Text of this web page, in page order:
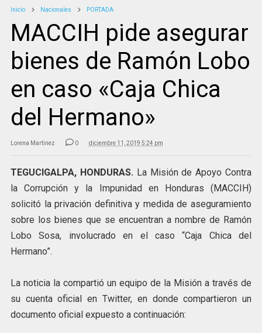
Inicio Nacionales PORTADA
MACCIH pide asegurar
bienes de Ramón Lobo
en caso «Caja Chica
del Hermano»
Lorena Martinez 0 diciembre 11, 2019 5:24 pm
TEGUCIGALPA, HONDURAS. La Misión de Apoyo Contra
la Corrupción y la Impunidad en Honduras (MACCIH)
solicitó la privación definitiva y medida de aseguramiento
sobre los bienes que se encuentran a nombre de Ramón
Lobo Sosa, involucrado en el caso “Caja Chica del
Hermano”.
La noticia la compartió un equipo de la Misión a través de
su cuenta oficial en Twitter, en donde compartieron un
documento oficial expuesto a continuación: